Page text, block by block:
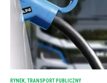
RYNEK TRANSPORT PUBLICZNY